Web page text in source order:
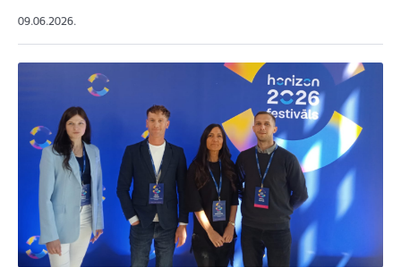
09.06.2026.